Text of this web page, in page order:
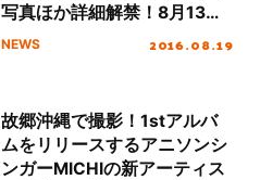
写真ほか詳細解禁！8月13日
のアニメコンベンション
NEWS 2016.08.19
故郷沖縄で撮影！1stアルバ
ムをリリースするアニソンシ
ンガーMICHIの新アーティス